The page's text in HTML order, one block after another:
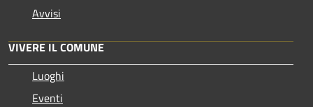
Avvisi
VIVERE IL COMUNE
Luoghi
Eventi